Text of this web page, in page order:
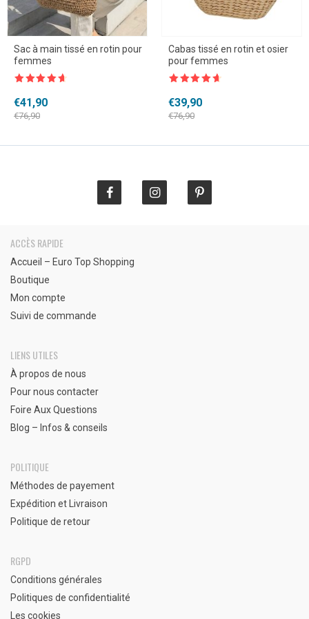
Sac à main tissé en rotin pour
femmes
€76,90
Le
prix
€41,90
Le
prix
Cabas tissé en rotin et osier
pour femmes
€76,90
Le
prix
€39,90
Le
prix
ACCÈS RAPIDE
Accueil – Euro Top Shopping
Boutique
Mon compte
Suivi de commande
LIENS UTILES
À propos de nous
Pour nous contacter
Foire Aux Questions
Blog – Infos & conseils
POLITIQUE
Méthodes de payement
Expédition et Livraison
Politique de retour
RGPD
Conditions générales
Politiques de confidentialité
Les cookies